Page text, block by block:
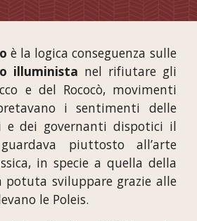
è la logica conseguenza sulle
illuminista nel rifiutare gli
e del Rococò, movimenti
i sentimenti delle
e dei governanti dispotici il
guardava piuttosto all’arte
in specie a quella della
potuta sviluppare grazie alle
le Poleis.